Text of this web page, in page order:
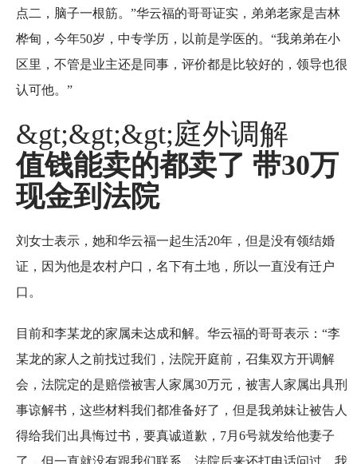
点二，脑子一根筋。”华云福的哥哥证实，弟弟老家是吉林
桦甸，今年50岁，中专学历，以前是学医的。“我弟弟在小
区里，不管是业主还是同事，评价都是比较好的，领导也很
认可他。”
&gt;&gt;&gt;庭外调解
值钱能卖的都卖了 带30万
现金到法院
刘女士表示，她和华云福一起生活20年，但是没有领结婚
证，因为他是农村户口，名下有土地，所以一直没有迁户
口。
目前和李某龙的家属未达成和解。华云福的哥哥表示：“李
某龙的家人之前找过我们，法院开庭前，召集双方开调解
会，法院定的是赔偿被害人家属30万元，被害人家属出具刑
事谅解书，这些材料我们都准备好了，但是我弟妹让被告人
得给我们出具悔过书，要真诚道歉，7月6号就发给他妻子
了，但一直就没有跟我们联系，法院后来还打电话问过，我